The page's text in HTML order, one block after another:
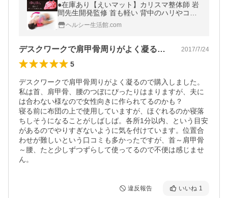
●在庫あり【えいマット】カリスマ整体師 岩
間先生開発監修 首も軽い 背中のハリやコリ
スッキリ プロイデア PROIDEA ドリーム
ヘルシー生活館.com
デスクワークで肩甲骨周りがよく凝るので… 2017/7/24
5
デスクワークで肩甲骨周りがよく凝るので購入しました。
私は首、肩甲骨、腰のつぼにぴったりはまりますが、夫に
は合わない様なので女性向きに作られてるのかも？
寝る前に布団の上で使用していますが、ほぐれるのか寝落
ちしそうになることがしばしば。各所1分以内、という目安
があるのでやりすぎないように気を付けています。位置合
わせが難しいという口コミも多かったですが、首～肩甲骨
～腰、たと少しずつずらして使ってるので不便は感じませ
ん。
違反報告 いいね 1